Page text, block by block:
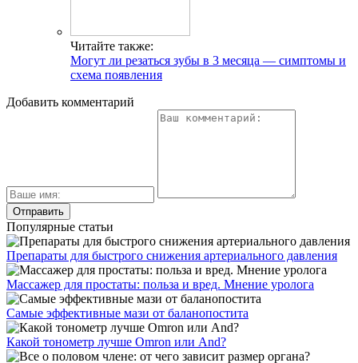
Читайте также:
Могут ли резаться зубы в 3 месяца — симптомы и
схема появления
Добавить комментарий
Популярные статьи
Препараты для быстрого снижения артериального давления
Массажер для простаты: польза и вред. Мнение уролога
Самые эффективные мази от баланопостита
Какой тонометр лучше Omron или And?